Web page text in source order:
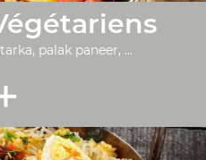
palak paneer, ...